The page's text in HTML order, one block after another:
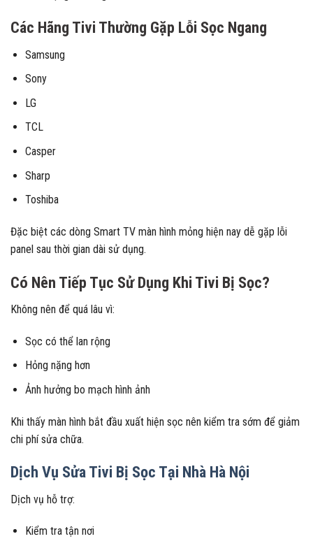
Các Hãng Tivi Thường Gặp Lỗi Sọc Ngang
Samsung
Sony
LG
TCL
Casper
Sharp
Toshiba
Đặc biệt các dòng Smart TV màn hình mỏng hiện nay dễ gặp lỗi
panel sau thời gian dài sử dụng.
Có Nên Tiếp Tục Sử Dụng Khi Tivi Bị Sọc?
Không nên để quá lâu vì:
Sọc có thể lan rộng
Hỏng nặng hơn
Ảnh hưởng bo mạch hình ảnh
Khi thấy màn hình bắt đầu xuất hiện sọc nên kiểm tra sớm để giảm
chi phí sửa chữa.
Dịch Vụ Sửa Tivi Bị Sọc Tại Nhà Hà Nội
Dịch vụ hỗ trợ:
Kiểm tra tận nơi